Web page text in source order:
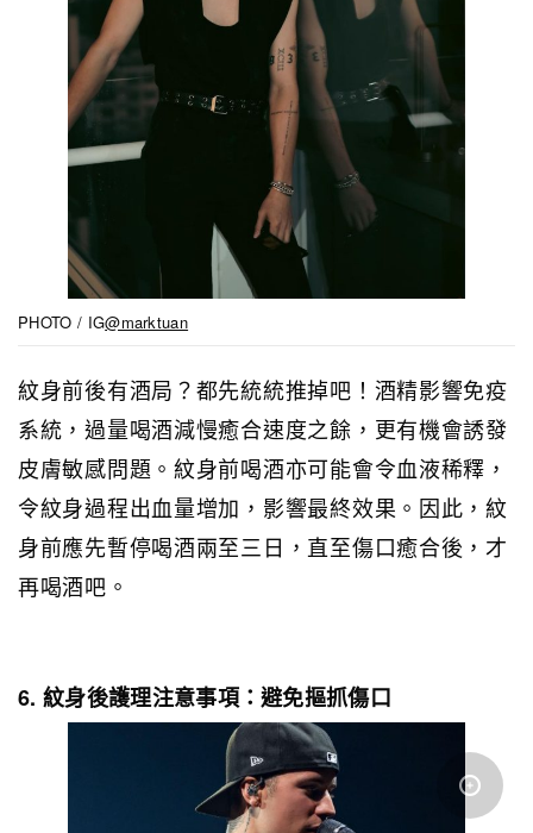
PHOTO / IG@marktuan
紋身前後有酒局？都先統統推掉吧！酒精影響免疫
系統，過量喝酒減慢癒合速度之餘，更有機會誘發
皮膚敏感問題。紋身前喝酒亦可能會令血液稀釋，
令紋身過程出血量增加，影響最終效果。因此，紋
身前應先暫停喝酒兩至三日，直至傷口癒合後，才
再喝酒吧。
6. 紋身後護理注意事項：避免摳抓傷口